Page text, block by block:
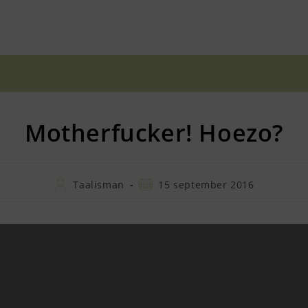
Motherfucker! Hoezo?
BerichtTaalisman
Bericht15 september 2016